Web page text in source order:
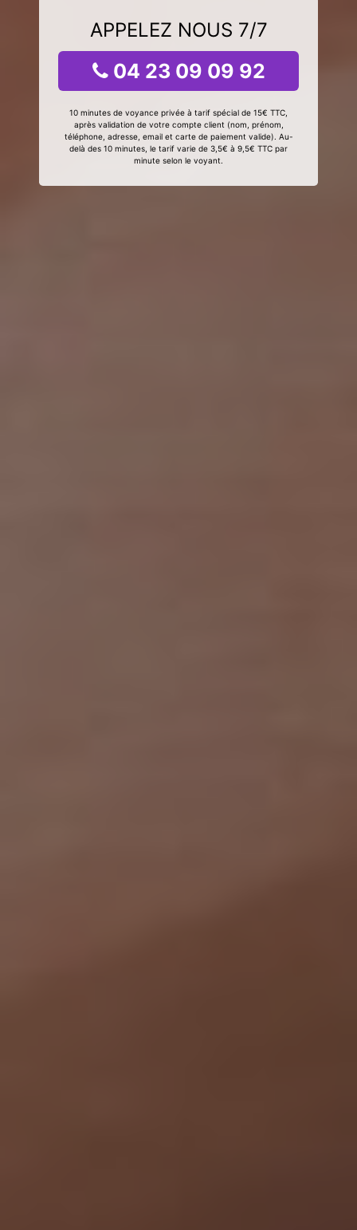
APPELEZ NOUS 7/7
04 23 09 09 92
10 minutes de voyance privée à tarif spécial de 15€ TTC,
après validation de votre compte client (nom, prénom,
téléphone, adresse, email et carte de paiement valide). Au-
delà des 10 minutes, le tarif varie de 3,5€ à 9,5€ TTC par
minute selon le voyant.